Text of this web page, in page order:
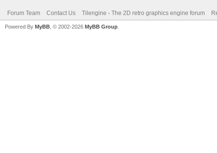
Forum Team Contact Us Tilengine - The 2D retro graphics engine forum
Powered By MyBB , © 2002-2026 MyBB Group